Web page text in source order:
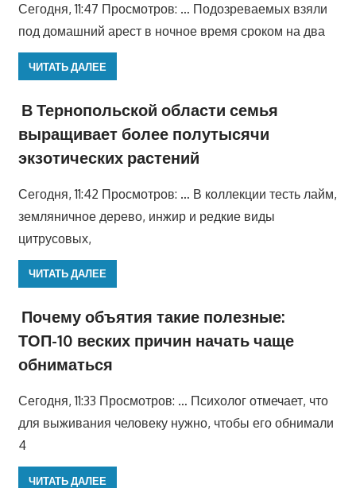
Сегодня, 11:47 Просмотров: … Подозреваемых взяли
под домашний арест в ночное время сроком на два
ЧИТАТЬ ДАЛЕЕ
В Тернопольской области семья
выращивает более полутысячи
экзотических растений
Сегодня, 11:42 Просмотров: … В коллекции тесть лайм,
земляничное дерево, инжир и редкие виды
цитрусовых,
ЧИТАТЬ ДАЛЕЕ
Почему объятия такие полезные:
ТОП-10 веских причин начать чаще
обниматься
Сегодня, 11:33 Просмотров: … Психолог отмечает, что
для выживания человеку нужно, чтобы его обнимали
4
ЧИТАТЬ ДАЛЕЕ